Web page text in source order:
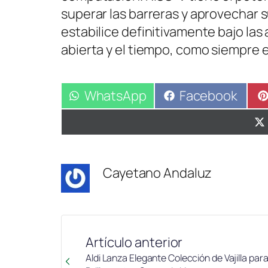
superar las barreras y aprovechar
estabilice definitivamente bajo
abierta y el tiempo, como siempre
Compartir
en
WhatsApp Compartir
en
Facebook
Cayetano Andaluz
Artículo anterior
Aldi Lanza Elegante Colección de Vajilla para